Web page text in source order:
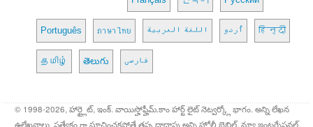
Português ภาษาไทย اللغة العربية اُردو हिन्दी
தமிழ் తెలుగు فارسی
© 1998-2026, హార్ట్లైట్, ఇంక్. వాయిస్హోఫ్హీమ్.కాం హార్ట్ లైట్ నెట్వర్క్లో భాగం. అన్ని లేఖన
ఉల్లేఖనాలు, ప్రత్యేకం గా సూచించకపోతే తప్ప దాదాపు అన్ని హోలీ బైబిల్, న్యూ ఇంటర్నేషనల్